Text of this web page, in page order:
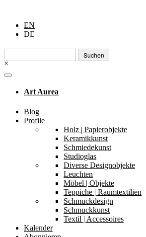
EN
DE
Suchen
nach:
×
Art Aurea
Blog
Profile
Holz | Papierobjekte
Keramikkunst
Schmiedekunst
Studioglas
Diverse Designobjekte
Leuchten
Möbel | Objekte
Teppiche | Raumtextilien
Schmuckdesign
Schmuckkunst
Textil | Accessoires
Kalender